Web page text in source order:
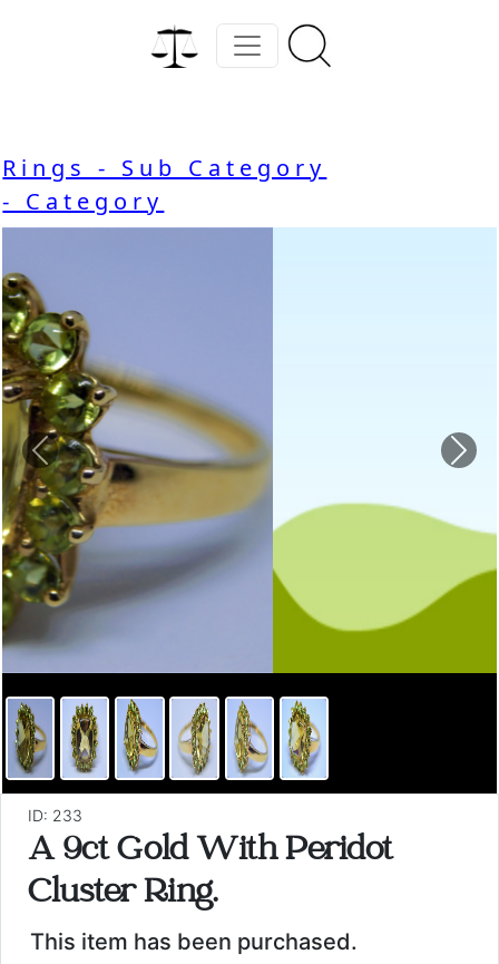
Rings - Sub Category
- Category
Previous
ID: 233
A 9ct Gold With Peridot
Cluster Ring.
This item has been purchased.